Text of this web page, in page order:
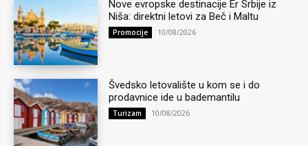
Nove evropske destinacije Er Srbije iz
Niša: direktni letovi za Beč i Maltu
Promocije 10/08/2026
Švedsko letovalište u kom se i do
prodavnice ide u bademantilu
Turizam 10/08/2026